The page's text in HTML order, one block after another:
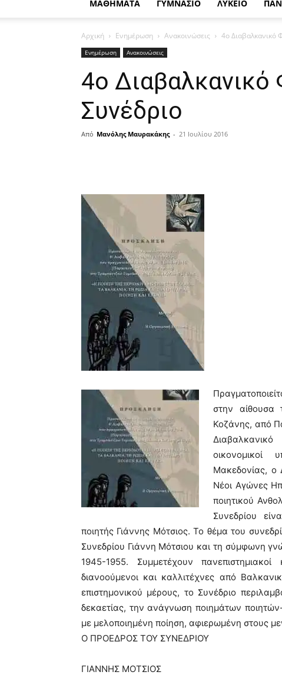
ΜΑΘΗΜΑΤΑ ΓΥΜΝΑΣΙΟ ΛΥΚΕΙΟ
Αρχική Ενημέρωση Ανακοινώσεις 4ο Διαβαλκανικό
Ενημέρωση Ανακοινώσεις
4ο Διαβαλκανικό
Συνέδριο
Από Μανόλης Μαυρακάκης - 21 Ιουλίου 2016
στην αίθουσα
Κοζάνης, από
οικονομικοί
Μακεδονίας, ο
Νέοι Αγώνες
ποιητικού
Συνεδρίου
ποιητής Γιάννης Μότσιος. Το θέμα του
Συνεδρίου Γιάννη Μότσιου και τη σύμφωνη
1945-1955. Συμμετέχουν
διανοούμενοι και καλλιτέχνες από
επιστημονικού μέρους, το Συνέδριο
δεκαετίας, την ανάγνωση ποιημάτων
με μελοποιημένη ποίηση, αφιερωμένη στους
Ο ΠΡΟΕΔΡΟΣ ΤΟΥ ΣΥΝΕΔΡΙΟΥ
ΓΙΑΝΝΗΣ ΜΟΤΣΙΟΣ